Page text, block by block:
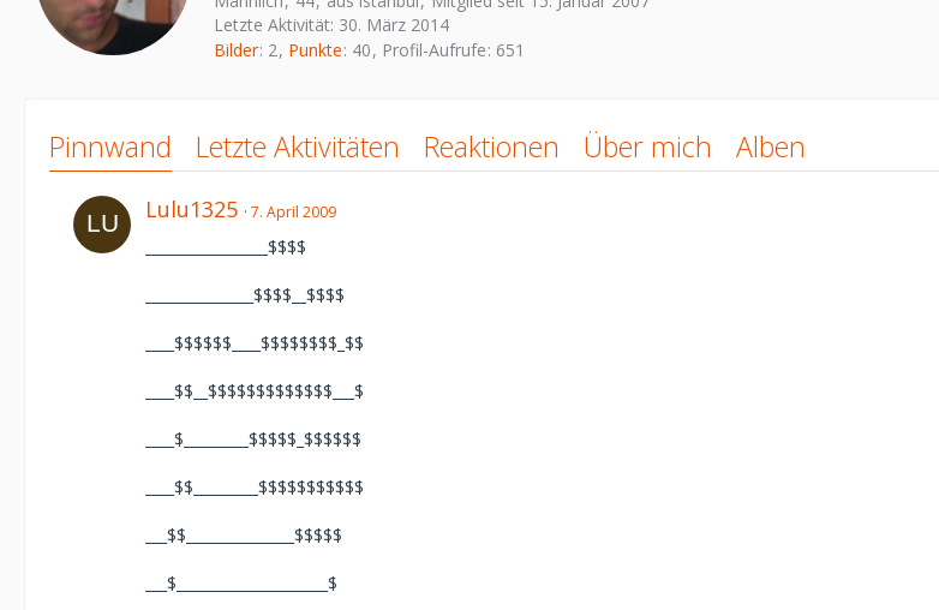
Letzte Aktivität: 30. März 2014
Bilder 2 Punkte 40 Profil-Aufrufe 651
Pinnwand Letzte Aktivitäten Reaktionen Über mich Alben
Lulu1325 7. April 2009
_________________$$$$
_______________$$$$__$$$$
____$$$$$$____$$$$$$$$_$$
____$$__$$$$$$$$$$$$$___$
____$_________$$$$$_$$$$$$
____$$_________$$$$$$$$$$$
___$$_______________$$$$$
___$_____________________$